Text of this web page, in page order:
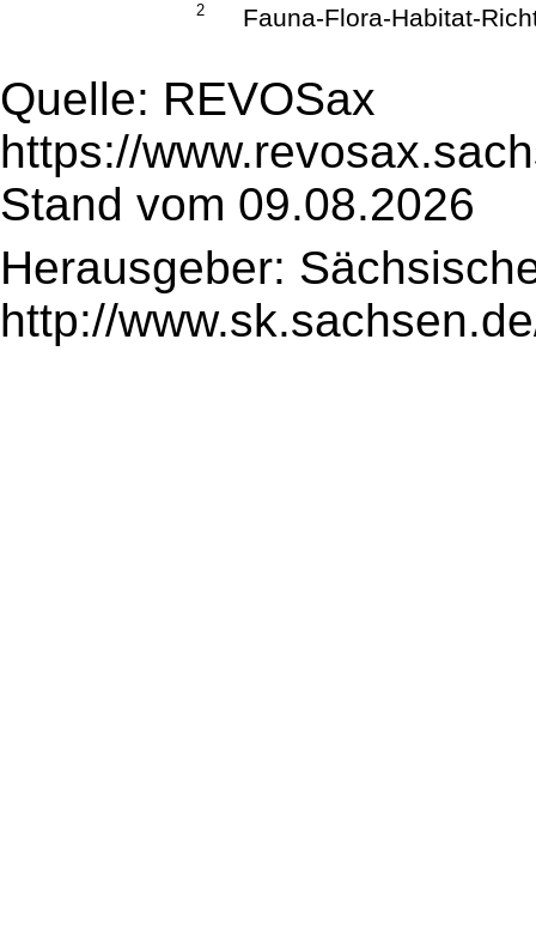
2 Fauna-Flora-Habitat-
Quelle: REVOSax
https://
Stand vom 09.08.2026
Herausgeber:
http://